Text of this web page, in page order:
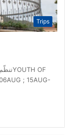
Trips